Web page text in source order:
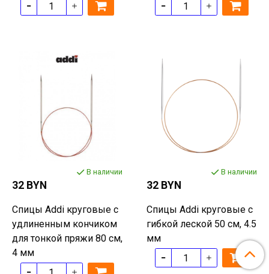
В наличии
32 BYN
Спицы Addi круговые с
удлиненным кончиком
для тонкой пряжи 80 см,
4 мм
В наличии
32 BYN
Спицы Addi круговые с
гибкой леской 50 см, 4.5
мм